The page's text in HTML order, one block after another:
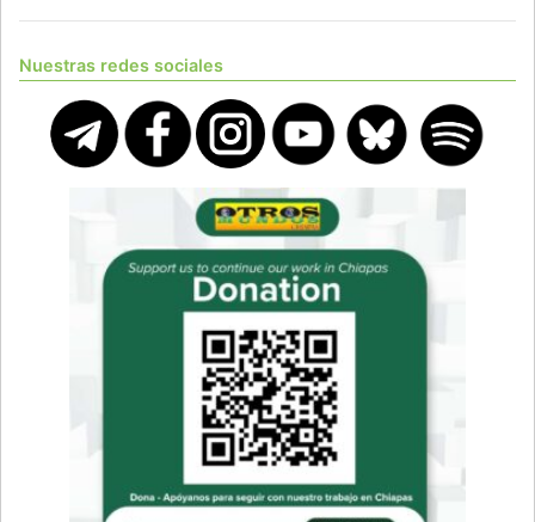
Nuestras redes sociales